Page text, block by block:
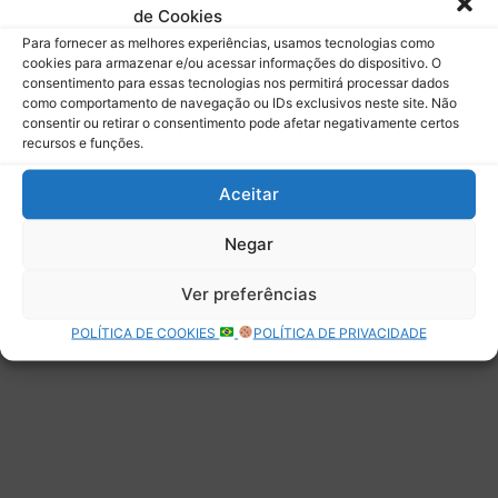
de Cookies
Para fornecer as melhores experiências, usamos tecnologias como
cookies para armazenar e/ou acessar informações do dispositivo. O
consentimento para essas tecnologias nos permitirá processar dados
como comportamento de navegação ou IDs exclusivos neste site. Não
consentir ou retirar o consentimento pode afetar negativamente certos
recursos e funções.
Aceitar
Negar
Ver preferências
POLÍTICA DE COOKIES POLÍTICA DE PRIVACIDADE
Deixe uma resposta